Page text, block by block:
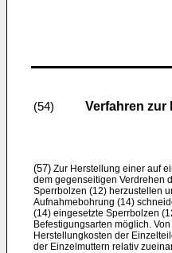
(54) Verfahren zur
(57) Zur Herstellung einer auf
dem gegenseitigen Verdrehen
Sperrbolzen (12) herzustellen
Aufnahmebohrung (14)
(14) eingesetzte Sperrbolzen
Befestigungsarten möglich.
Herstellungkosten der
der Einzelmuttern relativ